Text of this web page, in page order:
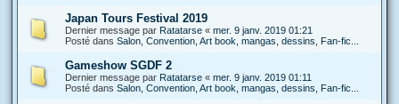
Japan Tours Festival 2019
Dernier message par Ratatarse « mer. 9 janv. 2019 01:21
Posté dans Salon, Convention, Art book, mangas, dessins, Fan-fic...
Gameshow SGDF 2
Dernier message par Ratatarse « mer. 9 janv. 2019 01:11
Posté dans Salon, Convention, Art book, mangas, dessins, Fan-fic...